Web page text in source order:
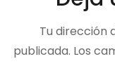
Tu dirección
publicada. Los